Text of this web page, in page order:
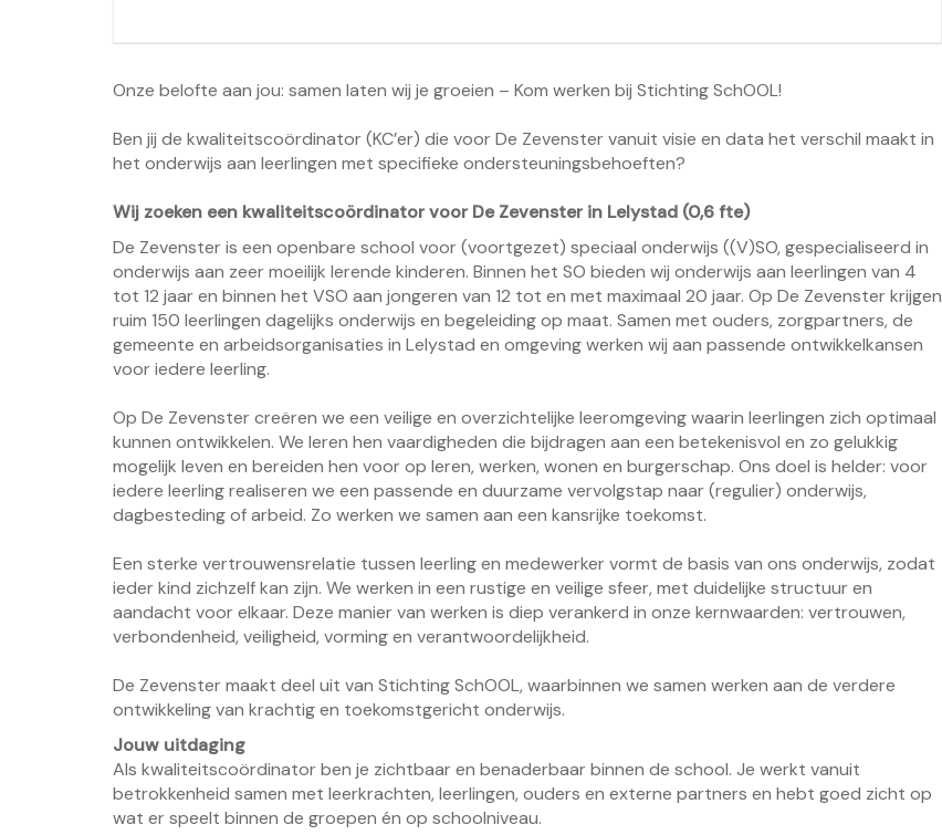
Onze belofte aan jou: samen laten wij je groeien – Kom werken bij Stichting SchOOL!
Ben jij de kwaliteitscoördinator (KC’er) die voor De Zevenster vanuit visie en data het verschil maakt in
het onderwijs aan leerlingen met specifieke ondersteuningsbehoeften?
Wij zoeken een kwaliteitscoördinator voor De Zevenster in Lelystad (0,6fte)
De Zevenster is een openbare school voor (voortgezet) speciaal onderwijs ((V)SO, gespecialiseerd in
onderwijs aan zeer moeilijk lerende kinderen. Binnen het SO bieden wij onderwijs aan leerlingen van 4
tot 12 jaar en binnen het VSO aan jongeren van 12 tot en met maximaal 20 jaar. Op De Zevenster krijgen
ruim 150 leerlingen dagelijks onderwijs en begeleiding op maat. Samen met ouders, zorgpartners, de
gemeente en arbeidsorganisaties in Lelystad en omgeving werken wij aan passende ontwikkelkansen
voor iedere leerling.
Op De Zevenster creëren we een veilige en overzichtelijke leeromgeving waarin leerlingen zich optimaal
kunnen ontwikkelen. We leren hen vaardigheden die bijdragen aan een betekenisvol en zo gelukkig
mogelijk leven en bereiden hen voor op leren, werken, wonen en burgerschap. Ons doel is helder: voor
iedere leerling realiseren we een passende en duurzame vervolgstap naar (regulier) onderwijs,
dagbesteding of arbeid. Zo werken we samen aan een kansrijke toekomst.
Een sterke vertrouwensrelatie tussen leerling en medewerker vormt de basis van ons onderwijs, zodat
ieder kind zichzelf kan zijn. We werken in een rustige en veilige sfeer, met duidelijke structuur en
aandacht voor elkaar. Deze manier van werken is diep verankerd in onze kernwaarden: vertrouwen,
verbondenheid, veiligheid, vorming en verantwoordelijkheid.
De Zevenster maakt deel uit van Stichting SchOOL, waarbinnen we samen werken aan de verdere
ontwikkeling van krachtig en toekomstgericht onderwijs.
Jouw uitdaging
Als kwaliteitscoördinator ben je zichtbaar en benaderbaar binnen de school. Je werkt vanuit
betrokkenheid samen met leerkrachten, leerlingen, ouders en externe partners en hebt goed zicht op
wat er speelt binnen de groepen én op schoolniveau.